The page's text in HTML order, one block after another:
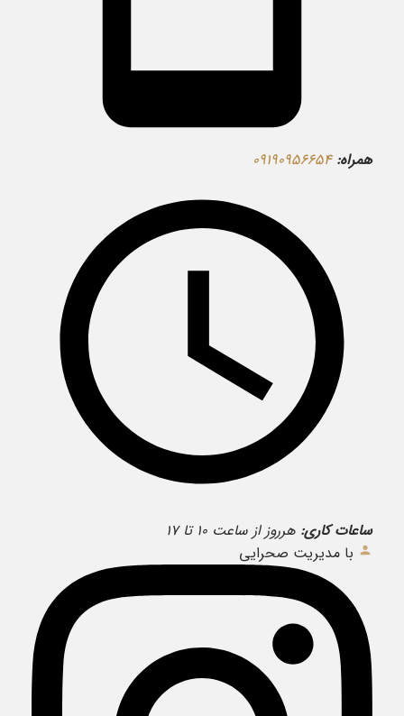
همراه: ۰۹۱۹۰۹۵۶۶۵۴
ساعات کاری: هرروز از ساعت ۱۰ تا ۱۷
با مدیریت صحرایی